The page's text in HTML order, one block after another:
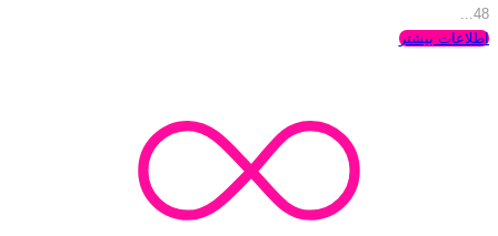
48...
اطلاعات بیشتر